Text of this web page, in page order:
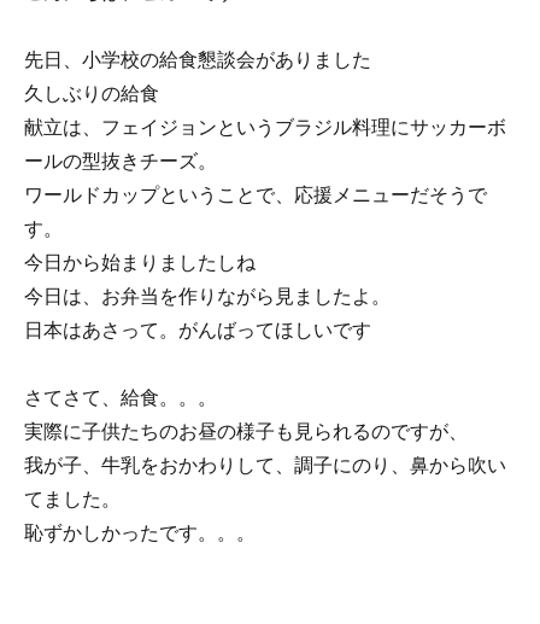
先日、小学校の給食懇談会がありました
久しぶりの給食
献立は、フェイジョンというブラジル料理にサッカーボ
ールの型抜きチーズ。
ワールドカップということで、応援メニューだそうで
す。
今日から始まりましたしね
今日は、お弁当を作りながら見ましたよ。
日本はあさって。がんばってほしいです
さてさて、給食。。。
実際に子供たちのお昼の様子も見られるのですが、
我が子、牛乳をおかわりして、調子にのり、鼻から吹い
てました。
恥ずかしかったです。。。